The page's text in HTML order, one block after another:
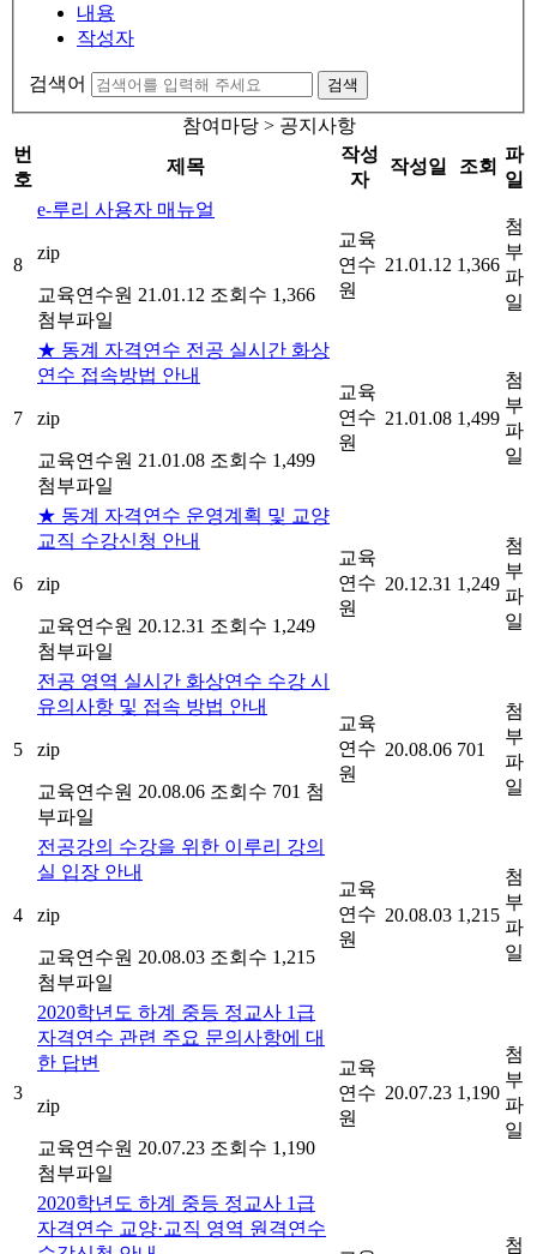
내용
작성자
검색어 검색
참여마당 > 공지사항
번
호
제목
작성
자
작성일 조회
파
일
8
e-루리 사용자 매뉴얼
zip
교육연수원 21.01.12 조회수 1,366
첨부파일
교육
연수
원
21.01.12 1,366
첨
부
파
일
7
★ 동계 자격연수 전공 실시간 화상
연수 접속방법 안내
zip
교육연수원 21.01.08 조회수 1,499
첨부파일
교육
연수
원
21.01.08 1,499
첨
부
파
일
6
★ 동계 자격연수 운영계획 및 교양
교직 수강신청 안내
zip
교육연수원 20.12.31 조회수 1,249
첨부파일
교육
연수
원
20.12.31 1,249
첨
부
파
일
5
전공 영역 실시간 화상연수 수강 시
유의사항 및 접속 방법 안내
zip
교육연수원 20.08.06 조회수 701 첨
부파일
교육
연수
원
20.08.06 701
첨
부
파
일
4
전공강의 수강을 위한 이루리 강의
실 입장 안내
zip
교육연수원 20.08.03 조회수 1,215
첨부파일
교육
연수
원
20.08.03 1,215
첨
부
파
일
3
2020학년도 하계 중등 정교사 1급
자격연수 관련 주요 문의사항에 대
한 답변
zip
교육연수원 20.07.23 조회수 1,190
첨부파일
교육
연수
원
20.07.23 1,190
첨
부
파
일
2020학년도 하계 중등 정교사 1급
자격연수 교양·교직 영역 원격연수
첨